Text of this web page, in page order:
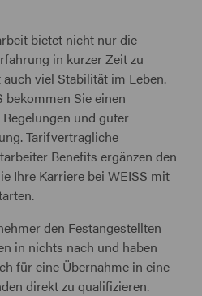
bietet nicht nur die
in kurzer Zeit zu
viel Stabilität im Leben.
bekommen Sie einen
und guter
Tarifvertragliche
Benefits ergänzen den
Ihre Karriere bei WEISS mit
den Festangestellten
in nichts nach und haben
für eine Übernahme in eine
direkt zu qualifizieren.